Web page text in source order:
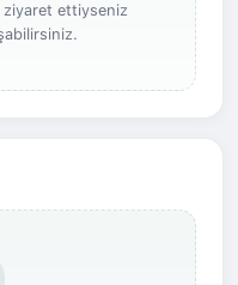
ziyaret ettiyseniz